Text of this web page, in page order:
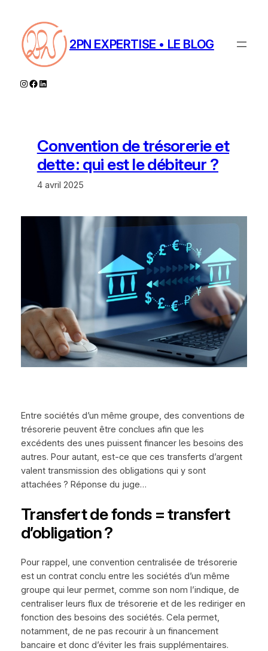
contenu
2PN EXPERTISE • LE BLOG
Instagram
Facebook
LinkedIn
Convention de trésorerie et
dette : qui est le débiteur ?
4 avril 2025
Entre sociétés d’un même groupe, des conventions de
trésorerie peuvent être conclues afin que les
excédents des unes puissent financer les besoins des
autres. Pour autant, est-ce que ces transferts d’argent
valent transmission des obligations qui y sont
attachées ? Réponse du juge…
Transfert de fonds = transfert
d’obligation ?
Pour rappel, une convention centralisée de trésorerie
est un contrat conclu entre les sociétés d’un même
groupe qui leur permet, comme son nom l’indique, de
centraliser leurs flux de trésorerie et de les rediriger en
fonction des besoins des sociétés. Cela permet,
notamment, de ne pas recourir à un financement
bancaire et donc d’éviter les frais supplémentaires.